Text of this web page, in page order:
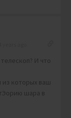
И что
которых ваш
шара в